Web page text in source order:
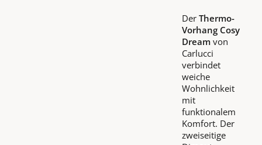
Der Thermo-
Vorhang Cosy
Dreamvon
Carlucci
verbindet
weiche
Wohnlichkeit
mit
funktionalem
Komfort. Der
zweiseitige